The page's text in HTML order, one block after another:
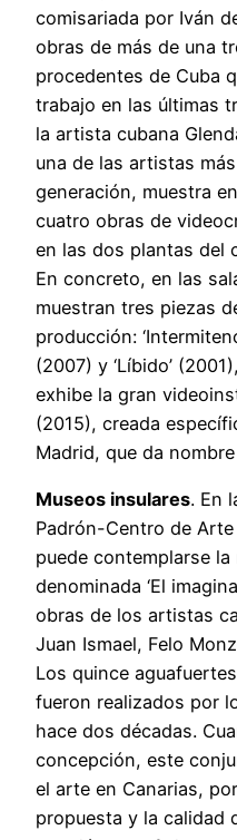
comisariada por Iván
obras de más de una
procedentes de Cuba
trabajo en las últimas
la artista cubana
una de las artistas
generación, muestra
cuatro obras de
en las dos plantas del
En concreto, en las
muestran tres piezas
producción:
(2007) y ‘Líbido’
exhibe la gran
(2015), creada
Madrid, que da
Museos insulares. En
Padrón-Centro de
puede contemplarse
denominada ‘El
obras de los artistas
Juan Ismael, Felo
Los quince
fueron realizados por
hace dos décadas.
concepción, este
el arte en Canarias,
propuesta y la calidad